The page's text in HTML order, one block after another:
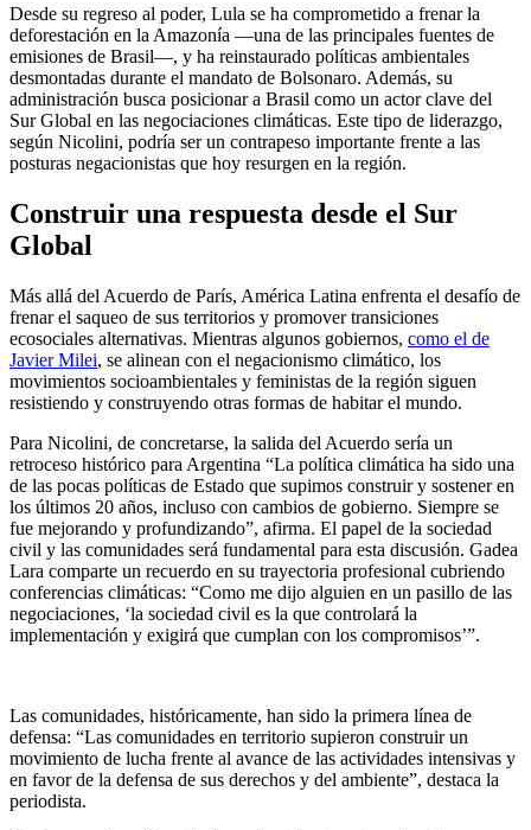
Desde su regreso al poder, Lula se ha comprometido a frenar la
deforestación en la Amazonía —una de las principales fuentes de
emisiones de Brasil—, y ha reinstaurado políticas ambientales
desmontadas durante el mandato de Bolsonaro. Además, su
administración busca posicionar a Brasil como un actor clave del
Sur Global en las negociaciones climáticas. Este tipo de liderazgo,
según Nicolini, podría ser un contrapeso importante frente a las
posturas negacionistas que hoy resurgen en la región.
Construir una respuesta desde el Sur
Global
Más allá del Acuerdo de París, América Latina enfrenta el desafío de
frenar el saqueo de sus territorios y promover transiciones
ecosociales alternativas. Mientras algunos gobiernos, como el de
Javier Milei, se alinean con el negacionismo climático, los
movimientos socioambientales y feministas de la región siguen
resistiendo y construyendo otras formas de habitar el mundo.
Para Nicolini, de concretarse, la salida del Acuerdo sería un
retroceso histórico para Argentina “La política climática ha sido una
de las pocas políticas de Estado que supimos construir y sostener en
los últimos 20 años, incluso con cambios de gobierno. Siempre se
fue mejorando y profundizando”, afirma. El papel de la sociedad
civil y las comunidades será fundamental para esta discusión. Gadea
Lara comparte un recuerdo en su trayectoria profesional cubriendo
conferencias climáticas: “Como me dijo alguien en un pasillo de las
negociaciones, ‘la sociedad civil es la que controlará la
implementación y exigirá que cumplan con los compromisos’”.
Las comunidades, históricamente, han sido la primera línea de
defensa: “Las comunidades en territorio supieron construir un
movimiento de lucha frente al avance de las actividades intensivas y
en favor de la defensa de sus derechos y del ambiente”, destaca la
periodista.